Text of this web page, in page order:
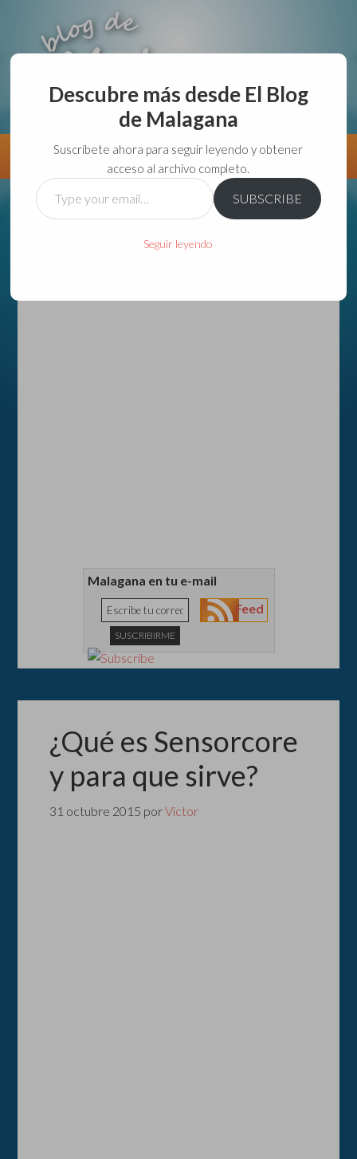
aunque lo haga de malas lo hago....
Información Directorio VivirGuadalajara
Malagana en tu e-mail
Feed
¿Qué es Sensorcore
y para que sirve?
31 octubre 2015 porVictor
Descubre más desde El Blog
de Malagana
Suscríbete ahora para seguir leyendo y obtener
acceso al archivo completo.
Type
your
SUBSCRIBE
Seguir leyendo